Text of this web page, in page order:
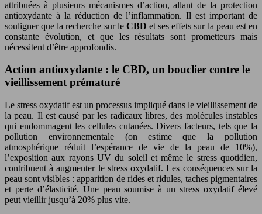
attribuées à plusieurs mécanismes d’action, allant de la protection
antioxydante à la réduction de l’inflammation. Il est important de
souligner que la recherche sur le CBDet ses effets sur la peau est en
constante évolution, et que les résultats sont prometteurs mais
nécessitent d’être approfondis.
Action antioxydante : le CBD, un bouclier contre le
vieillissement prématuré
Le stress oxydatif est un processus impliqué dans le vieillissement de
la peau. Il est causé par les radicaux libres, des molécules instables
qui endommagent les cellules cutanées. Divers facteurs, tels que la
pollution environnementale (on estime que la pollution
atmosphérique réduit l’espérance de vie de la peau de 10%),
l’exposition aux rayons UV du soleil et même le stress quotidien,
contribuent à augmenter le stress oxydatif. Les conséquences sur la
peau sont visibles : apparition de rides et ridules, taches pigmentaires
et perte d’élasticité. Une peau soumise à un stress oxydatif élevé
peut vieillir jusqu’à 20% plus vite.